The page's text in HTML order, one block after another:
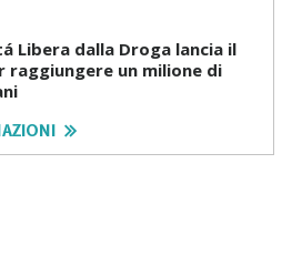
Libera dalla Droga lancia il
raggiungere un milione di